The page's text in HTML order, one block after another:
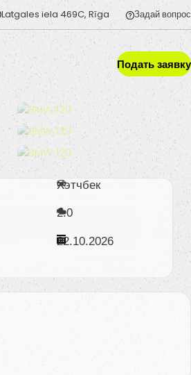
Latgales iela 469C, Rīga Задай вопрос
Подать заявку
Хэтчбек
2.0
22.10.2026